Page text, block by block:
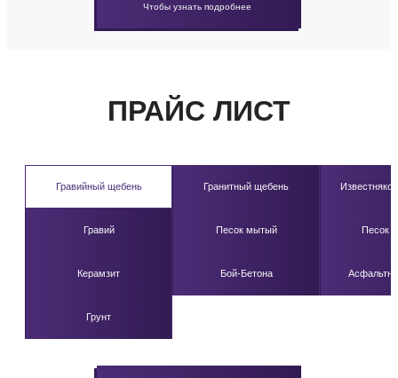
Чтобы узнать подробнее
ПРАЙС ЛИСТ
Гравийный щебень Гранитный щебень
Гравий Песок мытый Песок
Керамзит Бой-Бетона
Грунт